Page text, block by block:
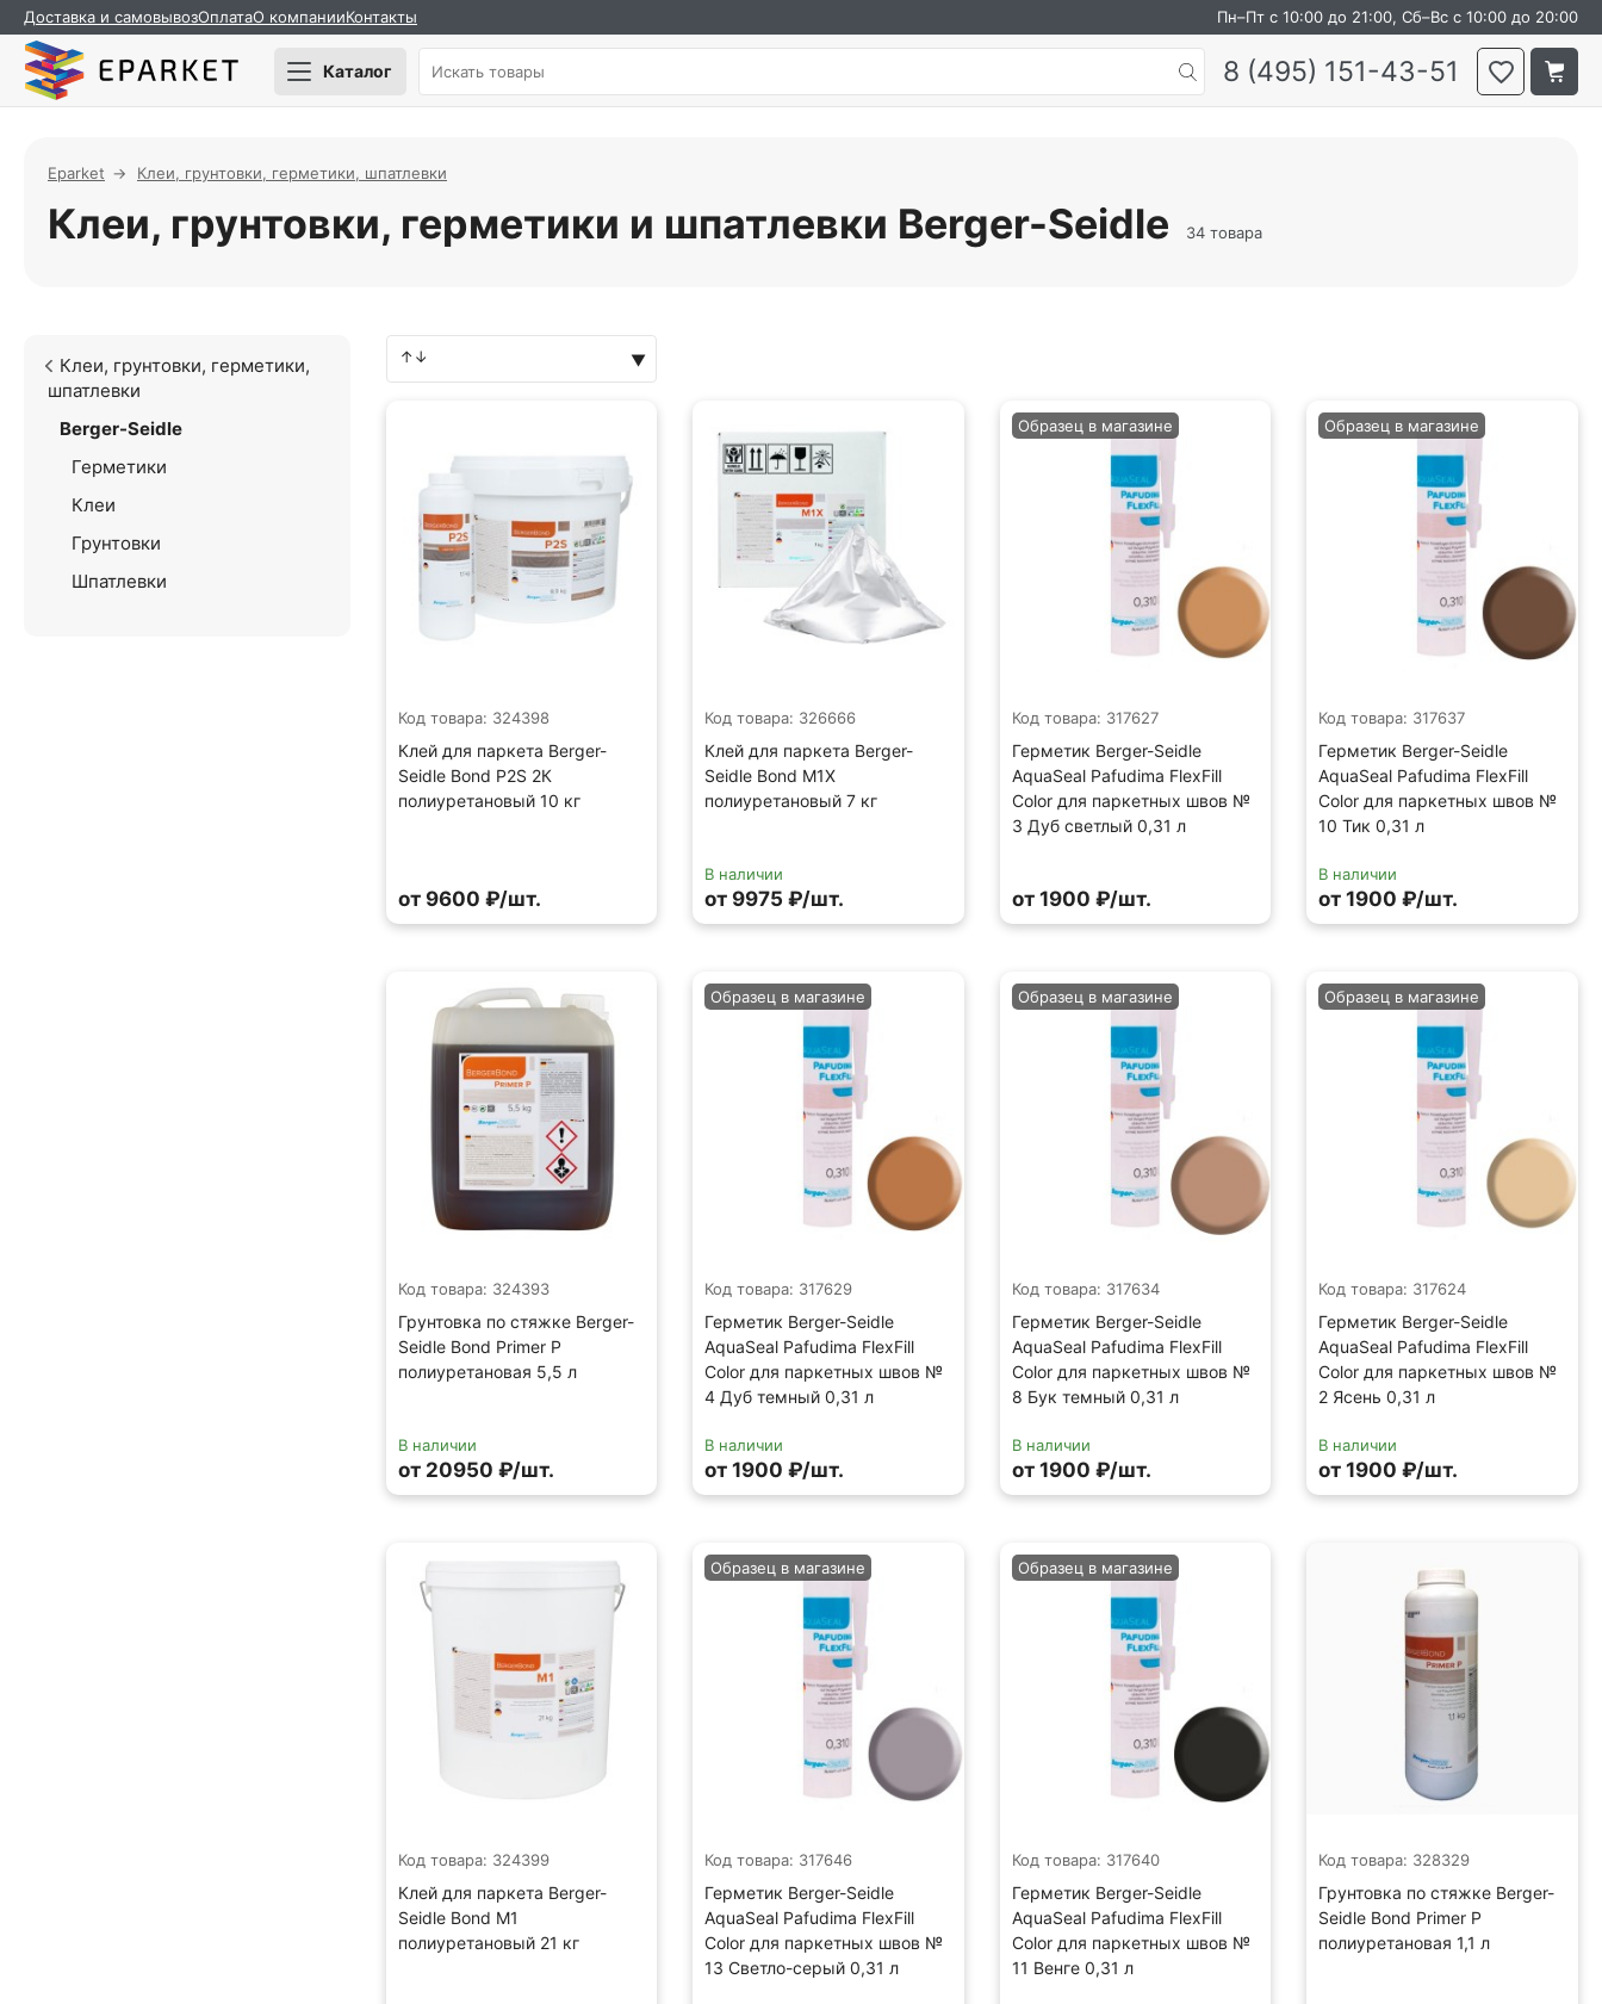
Доставка и самовывозОплатаО компанииКонтакты Пн–Пт с 10:00 до 21:00, Сб–Вс с 10:00 до 20:00
Каталог 8 (495) 151-43-51
Eparket Клеи, грунтовки, герметики, шпатлевки
Клеи, грунтовки, герметики и шпатлевки Berger-Seidle 34 товара
Клеи, грунтовки, герметики,
шпатлевки
Berger-Seidle
Герметики
Клеи
Грунтовки
Шпатлевки
Код товара: 324398
Клей для паркета Berger-
Seidle Bond P2S 2К
полиуретановый 10 кг
от 9600 ₽/шт.
Код товара: 326666
Клей для паркета Berger-
Seidle Bond M1X
полиуретановый 7 кг
В наличии
от 9975 ₽/шт.
Код товара: 317627
Герметик Berger-Seidle
AquaSeal Pafudima FlexFill
Color для паркетных швов №
3 Дуб светлый 0,31 л
Образец в магазине
от 1900 ₽/шт.
Код товара: 317637
Герметик Berger-Seidle
AquaSeal Pafudima FlexFill
Color для паркетных швов №
10 Тик 0,31 л
Образец в магазине
В наличии
от 1900 ₽/шт.
Код товара: 324393
Грунтовка по стяжке Berger-
Seidle Bond Primer P
полиуретановая 5,5 л
В наличии
от 20950 ₽/шт.
Код товара: 317629
Герметик Berger-Seidle
AquaSeal Pafudima FlexFill
Color для паркетных швов №
4 Дуб темный 0,31 л
Образец в магазине
В наличии
от 1900 ₽/шт.
Код товара: 317634
Герметик Berger-Seidle
AquaSeal Pafudima FlexFill
Color для паркетных швов №
8 Бук темный 0,31 л
Образец в магазине
В наличии
от 1900 ₽/шт.
Код товара: 317624
Герметик Berger-Seidle
AquaSeal Pafudima FlexFill
Color для паркетных швов №
2 Ясень 0,31 л
Образец в магазине
В наличии
от 1900 ₽/шт.
Код товара: 324399
Клей для паркета Berger-
Seidle Bond M1
полиуретановый 21 кг
Код товара: 317646
Герметик Berger-Seidle
AquaSeal Pafudima FlexFill
Color для паркетных швов №
13 Светло-серый 0,31 л
Образец в магазине
Код товара: 317640
Герметик Berger-Seidle
AquaSeal Pafudima FlexFill
Color для паркетных швов №
11 Венге 0,31 л
Образец в магазине
Код товара: 328329
Грунтовка по стяжке Berger-
Seidle Bond Primer P
полиуретановая 1,1 л